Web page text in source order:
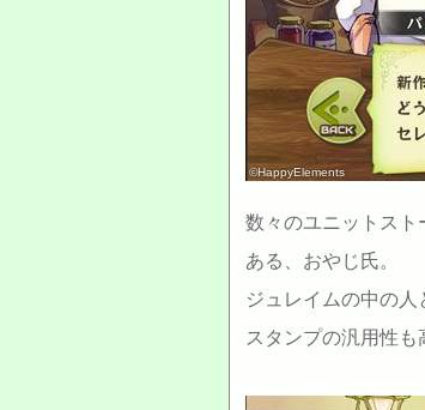
©HappyElements
数々のユニットスト
ある、おやじ氏。
ジュレイムの中の人
スタンプの汎用性も